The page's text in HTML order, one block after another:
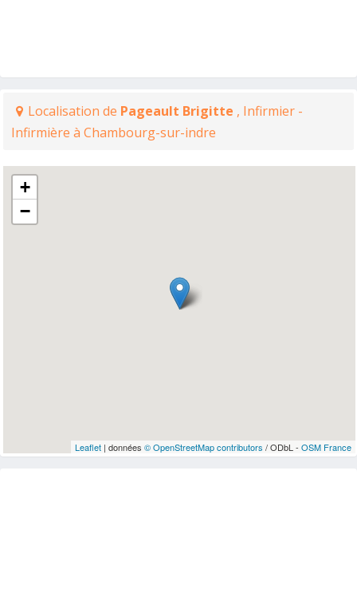
Localisation de Pageault Brigitte , Infirmier -
Infirmière à Chambourg-sur-indre
+
−
Leaflet| données © OpenStreetMap contributors / ODbL - OSM France